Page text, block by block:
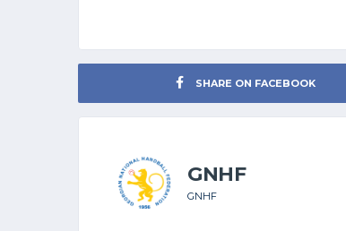
SHARE ON FACEBOOK
GNHF
GNHF